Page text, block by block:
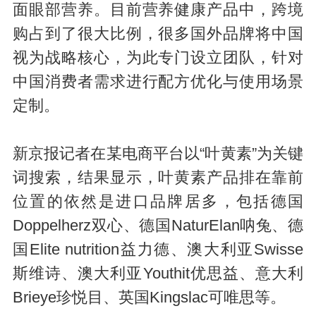
面眼部营养。目前营养健康产品中，跨境
购占到了很大比例，很多国外品牌将中国
视为战略核心，为此专门设立团队，针对
中国消费者需求进行配方优化与使用场景
定制。
新京报记者在某电商平台以“叶黄素”为关键
词搜索，结果显示，叶黄素产品排在靠前
位置的依然是进口品牌居多，包括德国
Doppelherz双心、德国NaturElan呐兔、德
国Elite nutrition益力德、澳大利亚Swisse
斯维诗、澳大利亚Youthit优思益、意大利
Brieye珍悦目、英国Kingslac可唯思等。